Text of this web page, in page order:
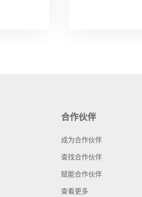
合作伙伴
成为合作伙伴
查找合作伙伴
赋能合作伙伴
查看更多